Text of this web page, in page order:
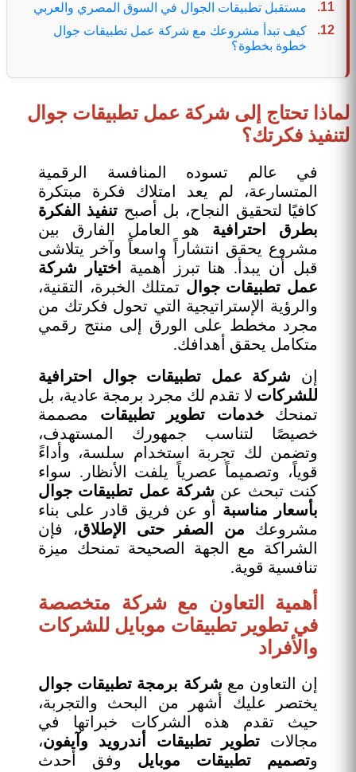
مستقبل تطبيقات الجوال في السوق المصري والعربي
كيف تبدأ مشروعك مع شركة عمل تطبيقات جوال
خطوة بخطوة؟
لماذا تحتاج إلى شركة عمل تطبيقات جوال
لتنفيذ فكرتك؟
في عالم تسوده المنافسة الرقمية
المتسارعة، لم يعد امتلاك فكرة مبتكرة
كافيًا لتحقيق النجاح، بل أصبح تنفيذ الفكرة
بطرق احترافية هو العامل الفارق بين
مشروع يحقق انتشاراً واسعاً وآخر يتلاشى
قبل أن يبدأ. هنا تبرز أهمية
اختيار شركة
عمل تطبيقات جوال تمتلك الخبرة، التقنية،
والرؤية الإستراتيجية التي تحول فكرتك من
مجرد مخطط على الورق إلى منتج رقمي
متكامل يحقق أهدافك.
إن شركة عمل تطبيقات جوال احترافية
للشركات لا تقدم لك مجرد برمجة عادية، بل
تمنحكخدمات تطوير تطبيقات مصممة
خصيصًا لتناسب جمهورك المستهدف،
وتضمن لك تجربة استخدام سلسة، وأداءً
قوياً، وتصميماً عصرياً يلفت الأنظار. سواء
كنت تبحث عن شركة عمل تطبيقات جوال
بأسعار مناسبة أو عن فريق قادر على بناء
مشروعك من الصفر حتى الإطلاق، فإن
الشراكة مع الجهة الصحيحة تمنحك ميزة
تنافسية قوية.
أهمية التعاون مع شركة متخصصة
في تطوير تطبيقات موبايل للشركات
والأفراد
إن التعاون مع شركة برمجة تطبيقات جوال
يختصر عليك أشهر من البحث والتجربة،
حيث تقدم هذه الشركات خبراتها في
مجالات تطوير تطبيقات أندرويد وآيفون،
وتصميم تطبيقات موبايل وفق أحدث